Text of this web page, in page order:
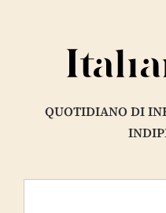
QUOTIDIANO DI